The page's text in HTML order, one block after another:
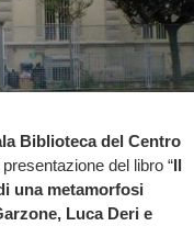
Biblioteca del Centro
del libro “Il
una metamorfosi
Luca Deri e